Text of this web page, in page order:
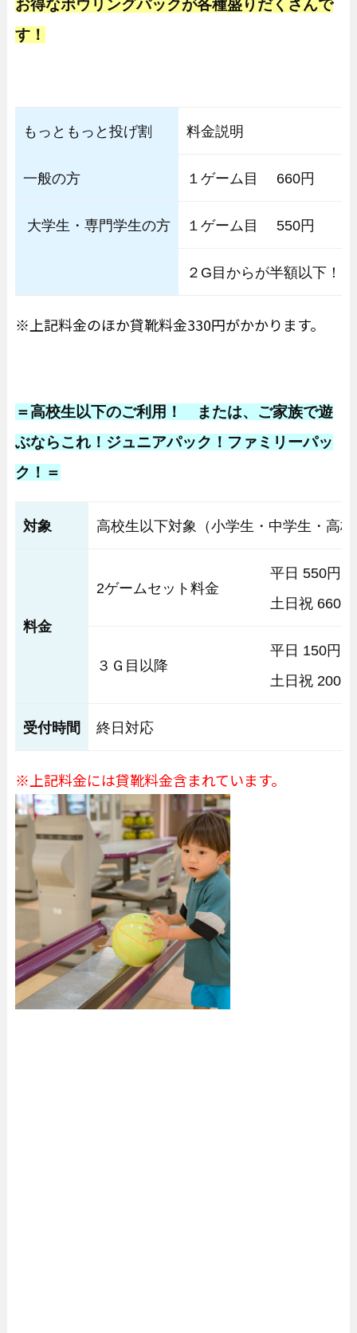
お得なボウリングパックが各種盛りだくさんで
す！
もっともっと投げ割 料金説明
一般の方 １ゲーム目 660円 ２
大学生・専門学生の方 １ゲーム目 550円 ２
２G目からが半額以下
※上記料金のほか貸靴料金330円がかかります。
＝高校生以下のご利用！ または、ご家族で遊
ぶならこれ！ジュニアパック！ファミリーパッ
ク！＝
対象 高校生以下対象（小学生・中学生・高
料金
2ゲームセット料金
平日 550円
土日祝 660円
３Ｇ目以降
平日 150円
土日祝 200円
受付時間 終日対応
※上記料金には貸靴料金含まれています。